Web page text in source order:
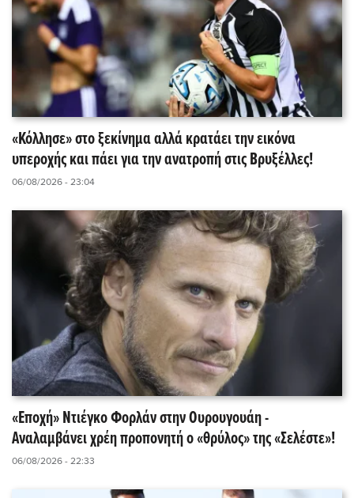
«Κόλλησε» στο ξεκίνημα αλλά κρατάει την εικόνα
υπεροχής και πάει για την ανατροπή στις Βρυξέλλες!
06/08/2026 - 23:04
«Εποχή» Ντιέγκο Φορλάν στην Ουρουγουάη -
Αναλαμβάνει χρέη προπονητή ο «θρύλος» της «Σελέστε»!
06/08/2026 - 22:33